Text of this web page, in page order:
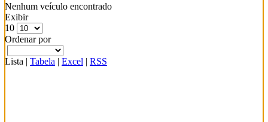
Nenhum veículo encontrado
Exibir
10
Ordenar por
Lista | Tabela | Excel | RSS